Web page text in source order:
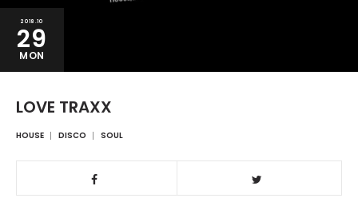
2018.10
29
MON
LOVE TRAXX
HOUSE DISCO SOUL